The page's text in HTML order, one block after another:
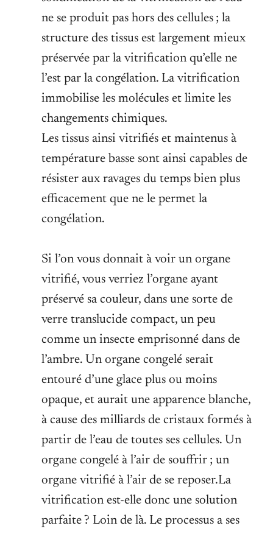
ne se produit pas hors des cellules ; la
structure des tissus est largement mieux
préservée par la vitrification qu’elle ne
l’est par la congélation. La vitrification
immobilise les molécules et limite les
changements chimiques.
Les tissus ainsi vitrifiés et maintenus à
température basse sont ainsi capables de
résister aux ravages du temps bien plus
efficacement que ne le permet la
congélation.
Si l’on vous donnait à voir un organe
vitrifié, vous verriez l’organe ayant
préservé sa couleur, dans une sorte de
verre translucide compact, un peu
comme un insecte emprisonné dans de
l’ambre. Un organe congelé serait
entouré d’une glace plus ou moins
opaque, et aurait une apparence blanche,
à cause des milliards de cristaux formés à
partir de l’eau de toutes ses cellules. Un
organe congelé à l’air de souffrir ; un
organe vitrifié à l’air de se reposer.La
vitrification est-elle donc une solution
parfaite ? Loin de là. Le processus a ses